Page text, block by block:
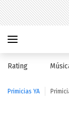
Rating
Primicias YA